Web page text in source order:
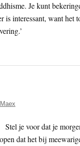
Je kunt
is interessant, want
Stel je voor dat je
dat het bij